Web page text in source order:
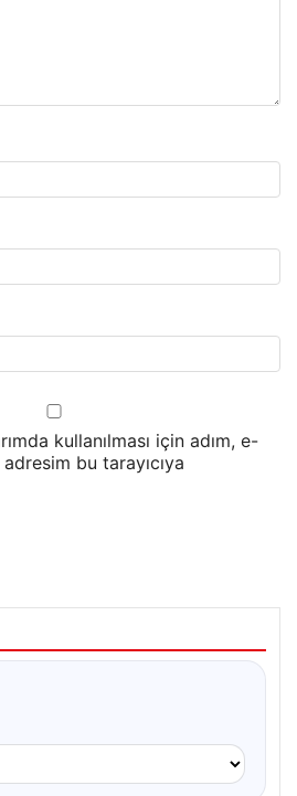
kullanılması için adım, e-
bu tarayıcıya